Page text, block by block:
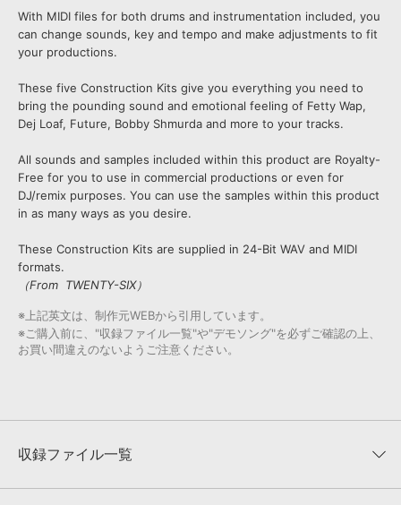
With MIDI files for both drums and instrumentation included, you
can change sounds, key and tempo and make adjustments to fit
your productions.
These five Construction Kits give you everything you need to
bring the pounding sound and emotional feeling of Fetty Wap,
Dej Loaf, Future, Bobby Shmurda and more to your tracks.
All sounds and samples included within this product are Royalty-
Free for you to use in commercial productions or even for
DJ/remix purposes. You can use the samples within this product
in as many ways as you desire.
These Construction Kits are supplied in 24-Bit WAV and MIDI
formats.
（From TWENTY-SIX）
※上記英文は、制作元WEBから引用しています。
※ご購入前に、"収録ファイル一覧"や"デモソング"を必ずご確認の上、
お買い間違えのないようご注意ください。
収録ファイル一覧